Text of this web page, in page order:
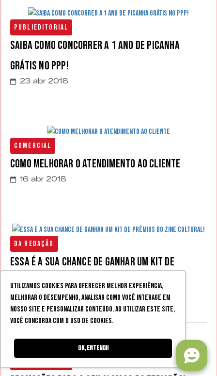
Utilizamos cookies para oferecer melhor experiência,
melhorar o desempenho, analisar como você interage em
nosso site e personalizar conteúdo. Ao utilizar este site,
você concorda com o uso de cookies.
Ok, entendi!
Publieditorial
Saiba como concorrer a 1 ano de picanha
grátis no PPP!
23 abr 2018
Comercial
Como melhorar o atendimento ao cliente
16 abr 2018
Da Redação
Essa é a sua chance de ganhar um Kit de
prêmios do Zine Cultural!
03 abr 2018